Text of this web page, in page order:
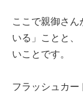
ここで親御さ
いる」ことと、
いことです。
フラッシュカー